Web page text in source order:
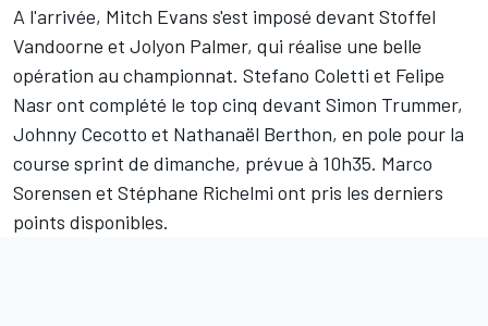
A l'arrivée, Mitch Evans s'est imposé devant Stoffel
Vandoorne et Jolyon Palmer, qui réalise une belle
opération au championnat. Stefano Coletti et Felipe
Nasr ont complété le top cinq devant Simon Trummer,
Johnny Cecotto et Nathanaël Berthon, en pole pour la
course sprint de dimanche, prévue à 10h35. Marco
Sorensen et Stéphane Richelmi ont pris les derniers
points disponibles.